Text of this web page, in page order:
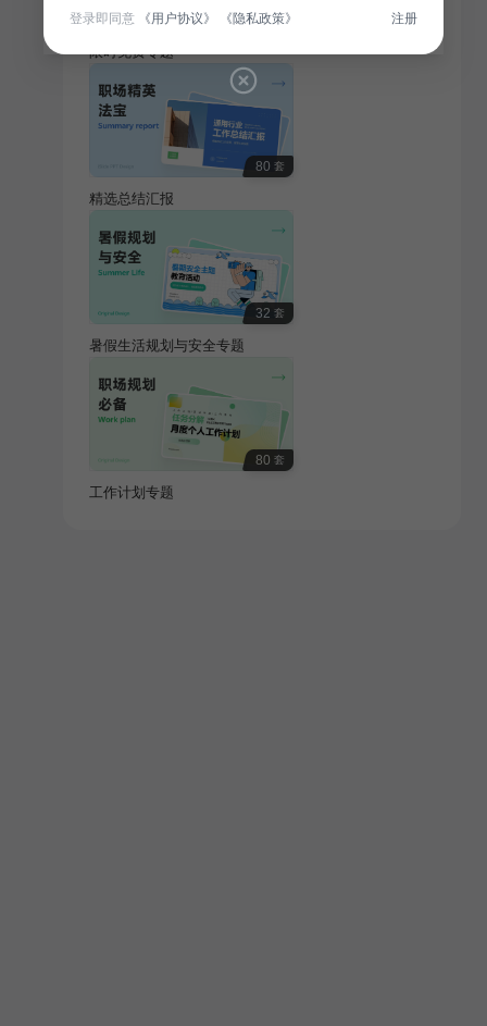
100 套
限时免费专题
80 套
精选总结汇报
32 套
暑假生活规划与安全专题
80 套
工作计划专题
登录即同意 《用户协议》 《隐私政策》 注册